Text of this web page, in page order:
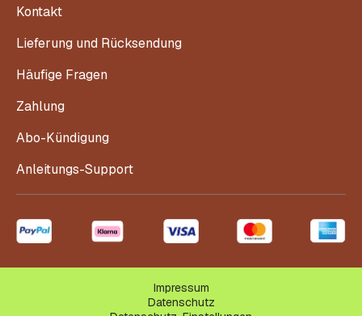
Kontakt
Lieferung und Rücksendung
Häufige Fragen
Zahlung
Abo-Kündigung
Anleitungs-Support
Impressum
Datenschutz